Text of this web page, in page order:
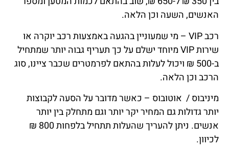
האנשים, השעה וכן הלאה.
רכב VIP – מי שמעוניין בהגעה באמצעות רכב יוקרה או
שירות VIP מיוחד ישלם על כך תעריף גבוה יותר שמתחיל
ב-500 ₪ ויכול לעלות בהתאם לפרמטרים שכבר ציינו, סוג
הרכב וכן הלאה.
מיניבוס / אוטובוס – כאשר מדובר על הסעה לקבוצות
יותר גדולות גם המחיר יקר יותר וגם מתחלק בין יותר
אנשים. ניתן להעריך שהעלות תתחיל בלפחות 800 ₪
לכיוון.